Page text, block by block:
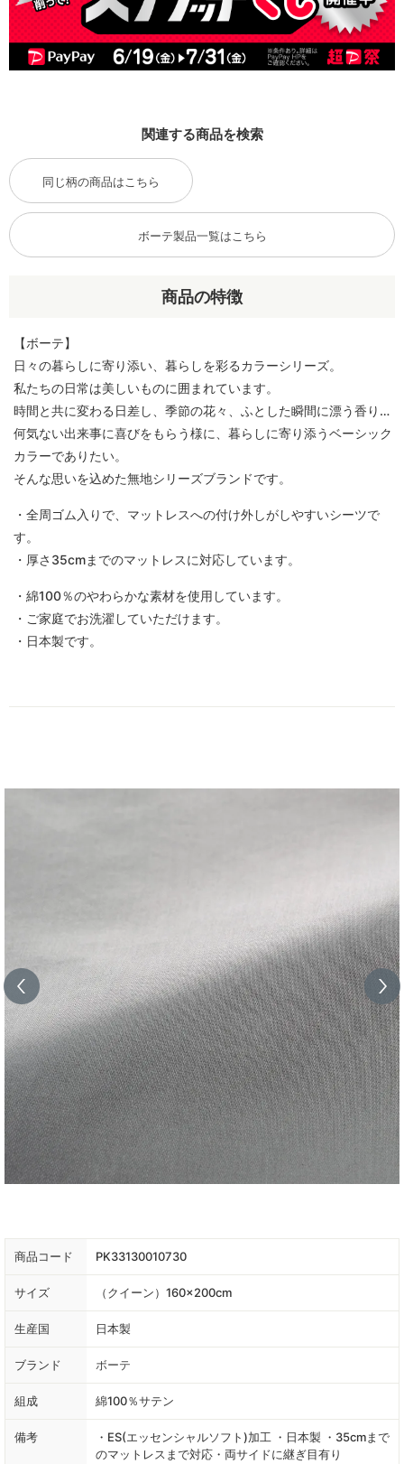
商品の特徴
【ボーテ】
日々の暮らしに寄り添い、暮らしを彩るカラーシリーズ。
私たちの日常は美しいものに囲まれています。
時間と共に変わる日差し、季節の花々、ふとした瞬間に漂う香り…
何気ない出来事に喜びをもらう様に、暮らしに寄り添うベーシック
カラーでありたい。
そんな思いを込めた無地シリーズブランドです。
・全周ゴム入りで、マットレスへの付け外しがしやすいシーツで
す。
・厚さ35cmまでのマットレスに対応しています。
・綿100％のやわらかな素材を使用しています。
・ご家庭でお洗濯していただけます。
・日本製です。
商品コード PK33130010730
サイズ （クイーン）160×200cm
生産国 日本製
ブランド ボーテ
組成 綿100％サテン
備考
・ES(エッセンシャルソフト)加工 ・日本製 ・35cmまで
のマットレスまで対応・両サイドに継ぎ目有り
関連する商品を検索
同じ柄の商品はこちら
ボーテ製品一覧はこちら